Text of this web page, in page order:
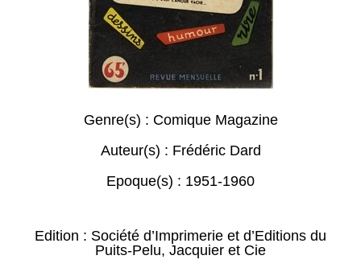
Genre(s) : Comique Magazine
Auteur(s) : Frédéric Dard
Epoque(s) : 1951-1960
Edition : Société d’Imprimerie et d’Editions du
Puits-Pelu, Jacquier et Cie